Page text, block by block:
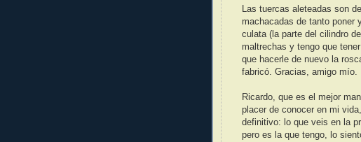
Las tuercas aleteadas son
machacadas de tanto poner
culata (la parte del cilindro
maltrechas y tengo que
que hacerle de nuevo la
fabricó. Gracias, amigo mío.
Ricardo, que es el mejor
placer de conocer en mi
definitivo: lo que veis en la
pero es la que tengo, lo